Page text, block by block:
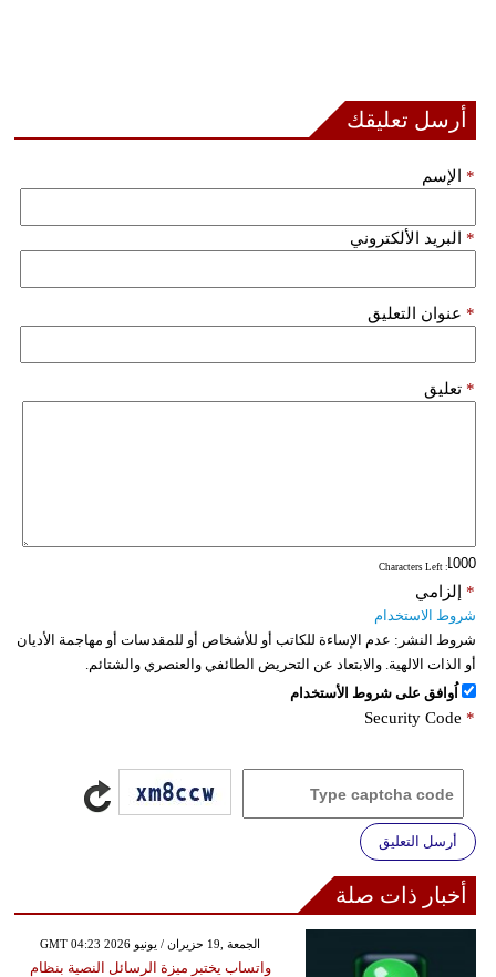
أرسل تعليقك
الإسم *
البريد الألكتروني *
عنوان التعليق *
تعليق *
: Characters Left
إلزامي *
شروط الاستخدام
شروط النشر: عدم الإساءة للكاتب أو للأشخاص أو للمقدسات أو مهاجمة الأديان
أو الذات الالهية. والابتعاد عن التحريض الطائفي والعنصري والشتائم.
اُوافق على شروط الأستخدام
Security Code *
أرسل التعليق
أخبار ذات صلة
GMT 04:23 2026 الجمعة ,19 حزيران / يونيو
واتساب يختبر ميزة الرسائل النصية بنظام